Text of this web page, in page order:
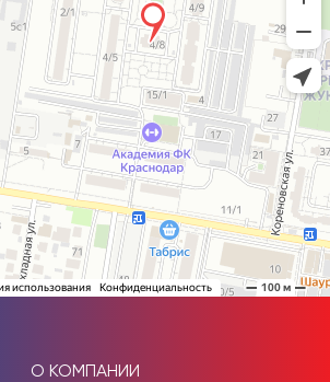
О КОМПАНИИ